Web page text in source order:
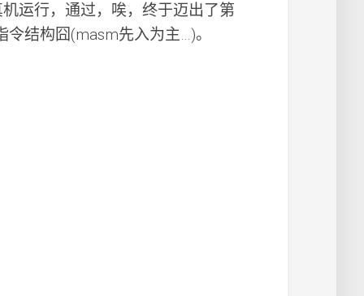
运行，通过，唉，终于迈出了第
结构囧(masm先入为主…)。